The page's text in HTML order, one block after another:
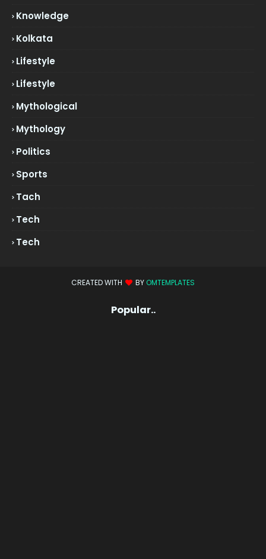
Knowledge
Kolkata
Lifestyle
Lifestyle
Mythological
Mythology
Politics
Sports
Tach
Tech
Tech
CREATED WITH BY OMTEMPLATES
Popular..